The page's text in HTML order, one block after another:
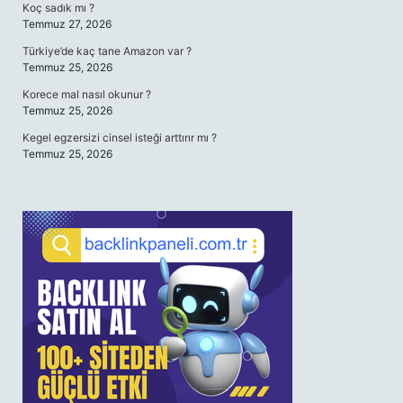
Koç sadık mı ?
Temmuz 27, 2026
Türkiye’de kaç tane Amazon var ?
Temmuz 25, 2026
Korece mal nasıl okunur ?
Temmuz 25, 2026
Kegel egzersizi cinsel isteği arttırır mı ?
Temmuz 25, 2026